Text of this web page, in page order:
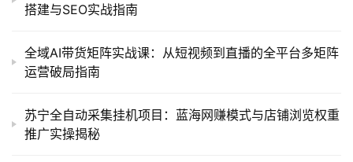
搭建与SEO实战指南
全域AI带货矩阵实战课：从短视频到直播的全平台多矩阵
运营破局指南
苏宁全自动采集挂机项目：蓝海网赚模式与店铺浏览权重
推广实操揭秘